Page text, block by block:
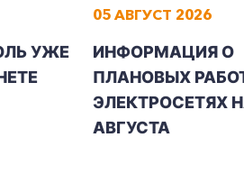
УЖЕ
05 АВГУСТ 2026
ИНФОРМАЦИЯ О
ПЛАНОВЫХ
ЭЛЕКТРОСЕТЯХ
АВГУСТА